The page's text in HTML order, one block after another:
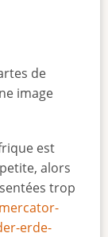
de
image
est
alors
trop
erde-